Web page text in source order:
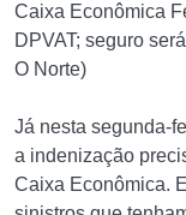
Caixa Econômica
DPVAT; seguro
O Norte)
Já nesta segunda-
a indenização
Caixa Econômica.